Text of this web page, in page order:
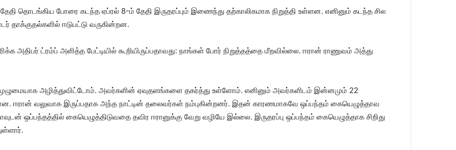
தொடங்கிய போரை கடந்த ஏப்​ரல் 8-ம் தேதி இருதரப்​பும் இணைந்து தற்​காலிகமாக நிறுத்தி உள்ளன. எனினும் கடந்த சில
தாக்​குதல்​களில் ஈடு​பட்டு வரு​கின்​றன.
அதிபர் ட்ரம்ப் அளித்த பேட்​டி​யில் கூறி​யிருப்​ப​தாவது: நாங்​கள் போர் நிறுத்​தத்தை மீற​வில்​லை. ஈரான் ராணுவம் அத்​து​
அழித்​து​விட்​டோம். அவர்​களின் ஏவுதளங்​களை தகர்த்து உள்​ளோம். எனினும் அவர்​களிடம் இன்​ன​மும் 22
வலு​வாக இருப்​ப​தாக அந்த நாட்​டின் தலை​வர்​கள் நம்​பு​கின்​றனர். இதன்​ காரண​மாகவே ஒப்​பந்​தம் கையெழுத்​தாவ​
ஒப்​பந்​தத்​தில் கையெழுத்​திடு​வதை தவிர ஈரானுக்கு வேறு வழியே இல்​லை. இருதரப்பு ஒப்​பந்​தம் கையெழுத்​தாக சிறிது